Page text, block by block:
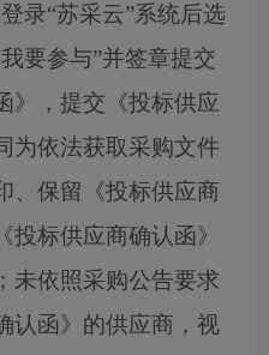
录“苏采云”系统后选
要参与”并签章提交
》，提交《投标供应
为依法获取采购文件
、保留《投标供应商
标供应商确认函》
未依照采购公告要求
认函》的供应商，视